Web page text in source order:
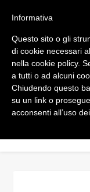
Informativa
Questo sito o gli
di cookie necessari
nella cookie policy.
a tutti o ad alcuni
Chiudendo questo
su un link o
acconsenti all’uso